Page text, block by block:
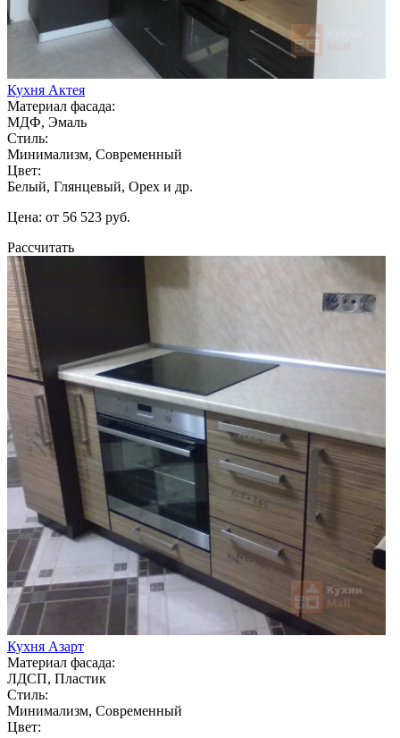
Кухня Актея
Материал фасада:
МДФ, Эмаль
Стиль:
Минимализм, Современный
Цвет:
Белый, Глянцевый, Орех и др.
Цена: от 56 523 руб.
Рассчитать
Кухня Азарт
Материал фасада:
ЛДСП, Пластик
Стиль:
Минимализм, Современный
Цвет: